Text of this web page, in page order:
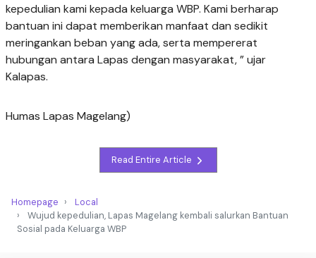
kepedulian kami kepada keluarga WBP. Kami berharap
bantuan ini dapat memberikan manfaat dan sedikit
meringankan beban yang ada, serta mempererat
hubungan antara Lapas dengan masyarakat, ” ujar
Kalapas.
Humas Lapas Magelang)
Read Entire Article
Homepage
Local
Wujud kepedulian, Lapas Magelang kembali salurkan Bantuan
Sosial pada Keluarga WBP